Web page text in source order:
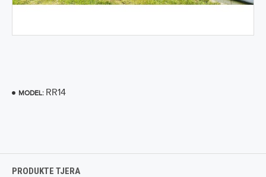
MODEL: RR14
PRODUKTE TJERA